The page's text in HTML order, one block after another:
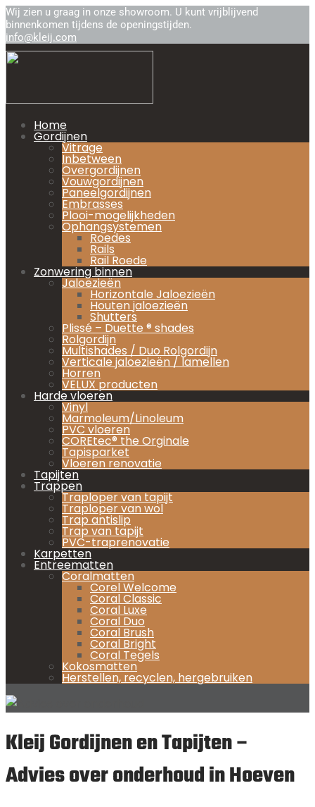
Wij zien u graag in onze showroom. U kunt vrijblijvend
binnenkomen tijdens de openingstijden.
info@kleij.com
Home
Gordijnen
Vitrage
Inbetween
Overgordijnen
Vouwgordijnen
Paneelgordijnen
Embrasses
Plooi-mogelijkheden
Ophangsystemen
Roedes
Rails
Rail Roede
Zonwering binnen
Jaloezieën
Horizontale Jaloezieën
Houten jaloezieën
Shutters
Plissé – Duette ® shades
Rolgordijn
Multishades / Duo Rolgordijn
Verticale jaloezieën / lamellen
Horren
VELUX producten
Harde vloeren
Vinyl
Marmoleum/Linoleum
PVC vloeren
COREtec® the Orginale
Tapisparket
Vloeren renovatie
Tapijten
Trappen
Traploper van tapijt
Traploper van wol
Trap antislip
Trap van tapijt
PVC-traprenovatie
Karpetten
Entreematten
Coralmatten
Corel Welcome
Coral Classic
Coral Luxe
Coral Duo
Coral Brush
Coral Bright
Coral Tegels
Kokosmatten
Herstellen, recyclen, hergebruiken
Kleij Gordijnen en Tapijten –
Advies over onderhoud in Hoeven